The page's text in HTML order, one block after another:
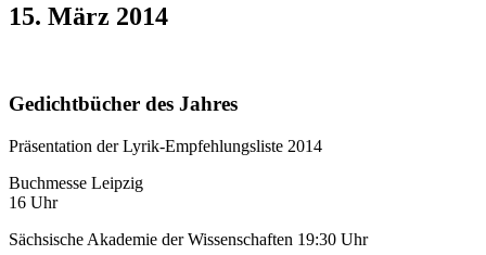
15. März 2014
Gedichtbücher des Jahres
Präsentation der Lyrik-Empfehlungsliste 2014
Buchmesse Leipzig
16 Uhr
Sächsische Akademie der Wissenschaften 19:30 Uhr